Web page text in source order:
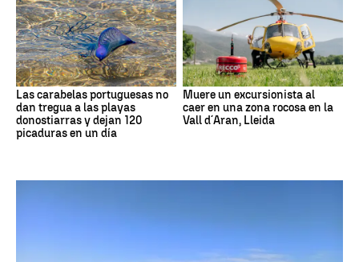
Las carabelas portuguesas no
dan tregua a las playas
donostiarras y dejan 120
picaduras en un día
Muere un excursionista al
caer en una zona rocosa en la
Vall d´Aran, Lleida